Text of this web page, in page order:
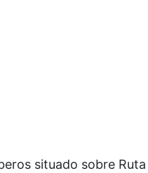
situado sobre Ruta